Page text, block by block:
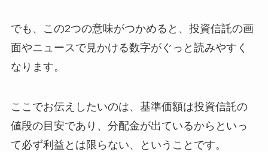
でも、この2つの意味がつかめると、投資信託の画
面やニュースで見かける数字がぐっと読みやすく
なります。
ここでお伝えしたいのは、基準価額は投資信託の
値段の目安であり、分配金が出ているからといっ
て必ず利益とは限らない、ということです。